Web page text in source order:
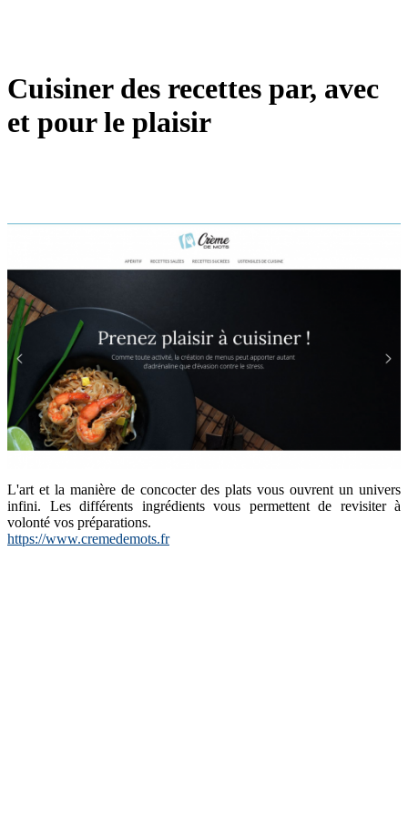
Cuisiner des recettes par, avec
et pour le plaisir
L'art et la manière de concocter des plats vous ouvrent un univers
infini. Les différents ingrédients vous permettent de revisiter à
volonté vos préparations.
https://www.cremedemots.fr